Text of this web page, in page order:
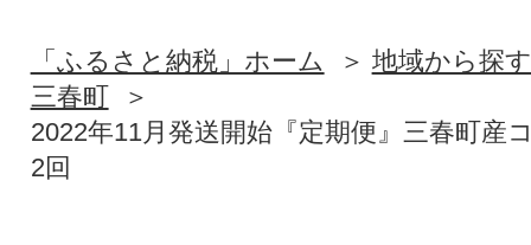
「ふるさと納税」ホーム
地域から探す
三春町
2022年11月発送開始『定期便』三春町産
2回